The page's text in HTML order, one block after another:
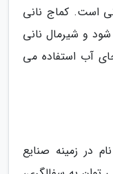
است. کماج نانی
و شیرمال نانی
آب استفاده می
در زمینه صنایع